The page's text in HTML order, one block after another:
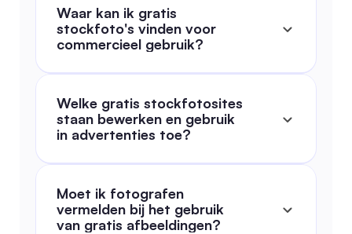
Waar kan ik gratis
stockfoto's vinden voor
commercieel gebruik?
Welke gratis stockfotosites
staan bewerken en gebruik
in advertenties toe?
Moet ik fotografen
vermelden bij het gebruik
van gratis afbeeldingen?